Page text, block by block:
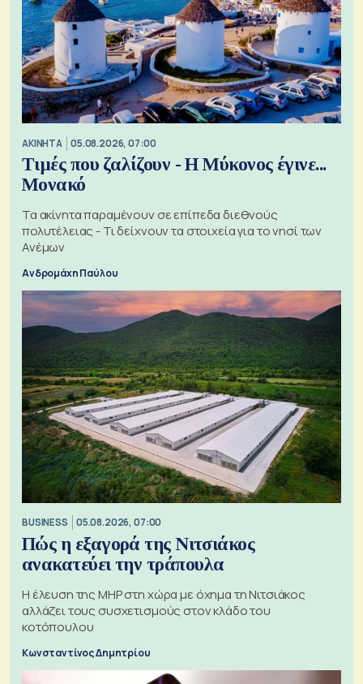
ΑΚΙΝΗΤΑ 05.08.2026, 07:00
Τιμές που ζαλίζουν - Η Μύκονος έγινε...
Μονακό
Τα ακίνητα παραμένουν σε επίπεδα διεθνούς
πολυτέλειας - Τι δείχνουν τα στοιχεία για το νησί των
Ανέμων
Ανδρομάχη Παύλου
BUSINESS 05.08.2026, 07:00
Πώς η εξαγορά της Νιτσιάκος
ανακατεύει την τράπουλα
H έλευση της MHP στη χώρα με όχημα τη Νιτσιάκος
αλλάζει τους συσχετισμούς στον κλάδο του
κοτόπουλου
Κωνσταντίνος Δημητρίου